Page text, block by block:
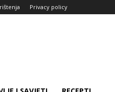
Privacy policy